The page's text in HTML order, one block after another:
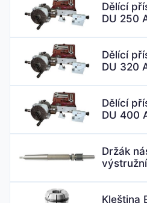
Dělící
DU 250
Dělící
DU 320
Dělící
DU 400
Držák
Kleština